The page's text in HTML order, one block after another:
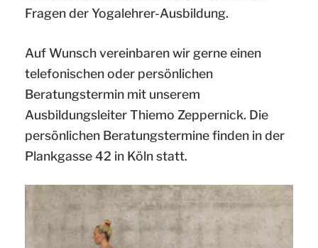
Fragen der Yogalehrer-Ausbildung.
Auf Wunsch vereinbaren wir gerne einen
telefonischen oder persönlichen
Beratungstermin mit unserem
Ausbildungsleiter Thiemo Zeppernick. Die
persönlichen Beratungstermine finden in der
Plankgasse 42 in Köln statt.